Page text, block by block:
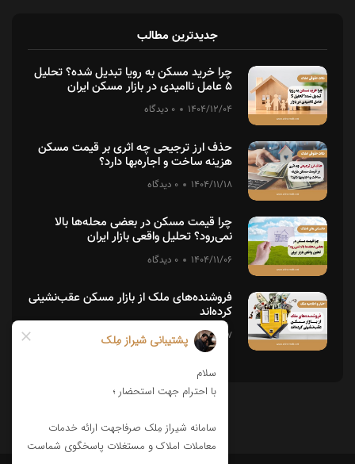
جدیدترین مطالب
چرا خرید مسکن به رویا تبدیل شده؟ تحلیل
۵ عامل ناامیدی در بازار مسکن ایران
1404/12/04 0 دیدگاه
حذف ارز ترجیحی چه اثری بر قیمت مسکن
هزینه ساخت و اجاره‌بها دارد؟
1404/11/18 0 دیدگاه
چرا قیمت مسکن در بعضی محله‌ها بالا
نمی‌رود؟ تحلیل واقعی بازار ایران
1404/11/06 0 دیدگاه
فروشنده‌های ملک از بازار مسکن عقب‌نشینی
کرده‌اند
1404/10/17 0 دیدگاه